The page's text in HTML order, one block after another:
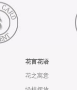
花言花语
花之寓意